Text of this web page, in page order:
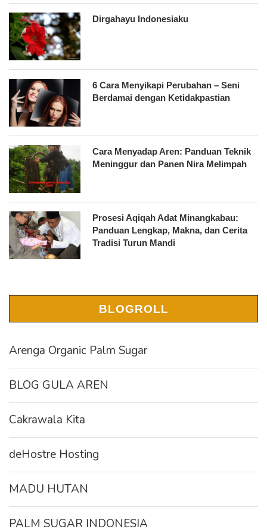
Dirgahayu Indonesiaku
6 Cara Menyikapi Perubahan – Seni
Berdamai dengan Ketidakpastian
Cara Menyadap Aren: Panduan Teknik
Meninggur dan Panen Nira Melimpah
Prosesi Aqiqah Adat Minangkabau:
Panduan Lengkap, Makna, dan Cerita
Tradisi Turun Mandi
BLOGROLL
Arenga Organic Palm Sugar
BLOG GULA AREN
Cakrawala Kita
deHostre Hosting
MADU HUTAN
PALM SUGAR INDONESIA